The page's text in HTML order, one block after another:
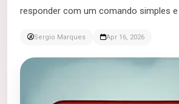
responder com um comando simples
Sergio Marques Apr 16, 2026